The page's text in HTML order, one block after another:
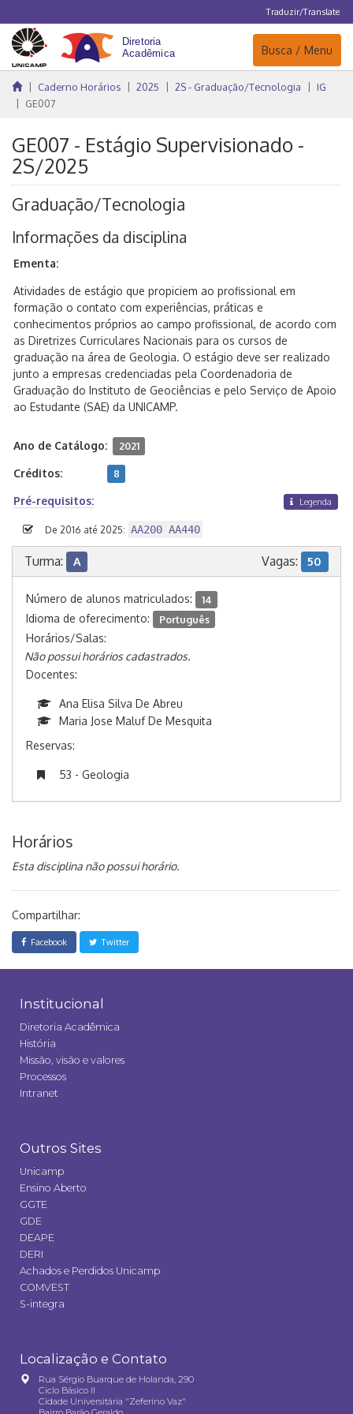
Traduzir/Translate
Navegação
Busca / Menu
Caderno Horários 2025 2S - Graduação/Tecnologia
IG
GE007
GE007 - Estágio Supervisionado -
2S/2025
Graduação/Tecnologia
Informações da disciplina
Ementa:
Atividades de estágio que propiciem ao profissional em
formação o contato com experiências, práticas e
conhecimentos próprios ao campo profissional, de acordo com
as Diretrizes Curriculares Nacionais para os cursos de
graduação na área de Geologia. O estágio deve ser realizado
junto a empresas credenciadas pela Coordenadoria de
Graduação do Instituto de Geociências e pelo Serviço de Apoio
ao Estudante (SAE) da UNICAMP.
Ano de Catálogo: 2021
Créditos: 8
Pré-requisitos: Legenda
De 2016 até 2025: AA200 AA440
Turma: A Vagas: 50
Número de alunos matriculados: 14
Idioma de oferecimento: Português
Horários/Salas:
Não possui horários cadastrados.
Docentes:
Ana Elisa Silva De Abreu
Maria Jose Maluf De Mesquita
Reservas:
53 - Geologia
Horários
Esta disciplina não possui horário.
Compartilhar:
Facebook Twitter
Institucional
Diretoria Acadêmica
História
Missão, visão e valores
Processos
Intranet
Outros Sites
Unicamp
Ensino Aberto
GGTE
GDE
DEAPE
DERI
Achados e Perdidos Unicamp
COMVEST
S-integra
Localização e Contato
Rua Sérgio Buarque de Holanda, 290
Ciclo Básico II
Cidade Universitária "Zeferino Vaz"